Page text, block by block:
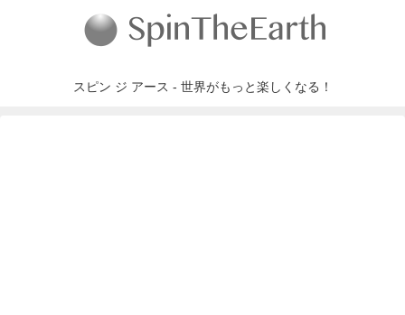
スピン ジ アース - 世界がもっと楽しくなる！